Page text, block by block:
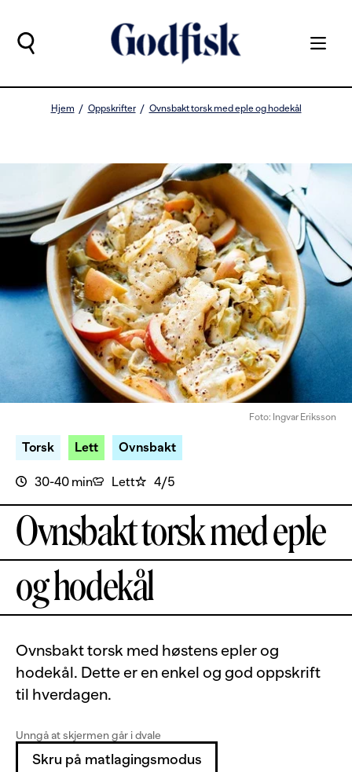
Hjem Oppskrifter Ovnsbakt torsk med eple og hodekål
Foto: Ingvar Eriksson
Torsk Lett Ovnsbakt
30-40 min Lett 4/5
Ovnsbakt torsk med eple
og hodekål
Ovnsbakt torsk med høstens epler og
hodekål. Dette er en enkel og god oppskrift
til hverdagen.
Unngå at skjermen går i dvale
Skru på matlagingsmodus